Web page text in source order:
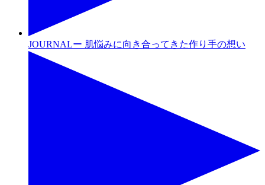
JOURNALー 肌悩みに向き合ってきた作り手の想い